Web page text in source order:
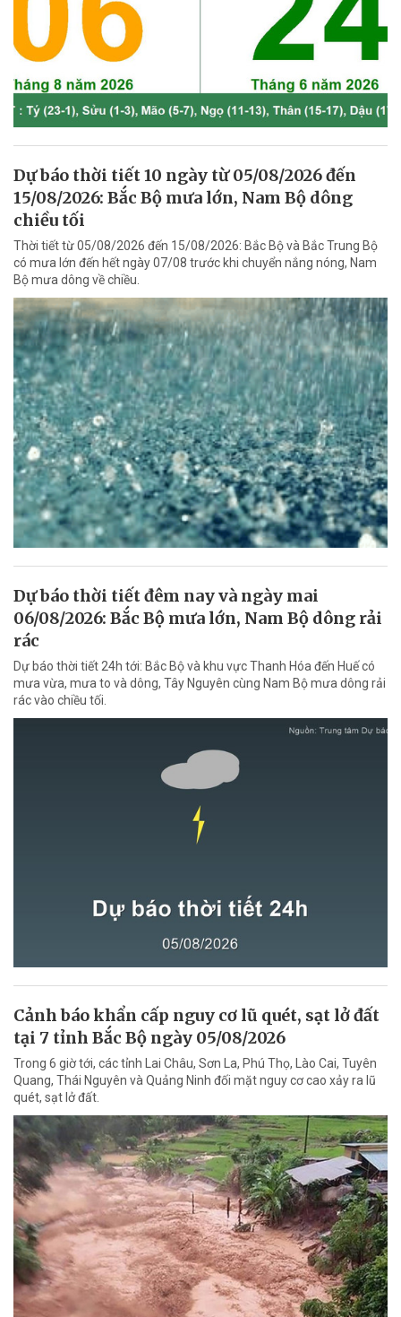
Dự báo thời tiết 10 ngày từ 05/08/2026 đến
15/08/2026: Bắc Bộ mưa lớn, Nam Bộ dông
chiều tối
Thời tiết từ 05/08/2026 đến 15/08/2026: Bắc Bộ và Bắc Trung Bộ
có mưa lớn đến hết ngày 07/08 trước khi chuyển nắng nóng, Nam
Bộ mưa dông về chiều.
Dự báo thời tiết đêm nay và ngày mai
06/08/2026: Bắc Bộ mưa lớn, Nam Bộ dông rải
rác
Dự báo thời tiết 24h tới: Bắc Bộ và khu vực Thanh Hóa đến Huế có
mưa vừa, mưa to và dông, Tây Nguyên cùng Nam Bộ mưa dông rải
rác vào chiều tối.
Cảnh báo khẩn cấp nguy cơ lũ quét, sạt lở đất
tại 7 tỉnh Bắc Bộ ngày 05/08/2026
Trong 6 giờ tới, các tỉnh Lai Châu, Sơn La, Phú Thọ, Lào Cai, Tuyên
Quang, Thái Nguyên và Quảng Ninh đối mặt nguy cơ cao xảy ra lũ
quét, sạt lở đất.